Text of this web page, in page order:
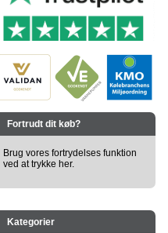
Fortrudt dit køb?
Brug vores fortrydelses funktion
ved at trykke her.
Kategorier